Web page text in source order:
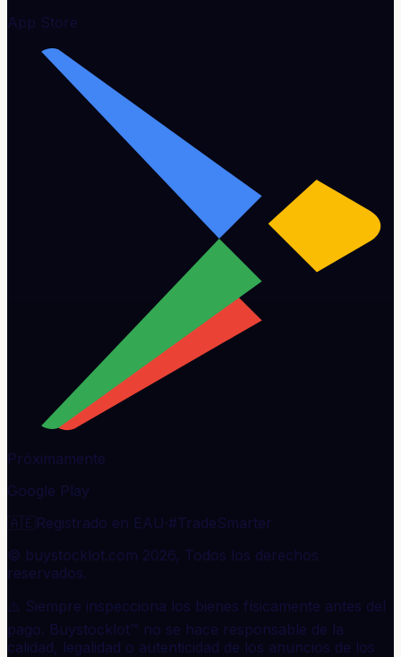
App Store
Próximamente
Google Play
🇦🇪Registrado en EAU·#TradeSmarter
© buystocklot.com 2026, Todos los derechos
reservados.
⚠️ Siempre inspecciona los bienes físicamente antes del
pago. Buystocklot™ no se hace responsable de la
calidad, legalidad o autenticidad de los anuncios de los